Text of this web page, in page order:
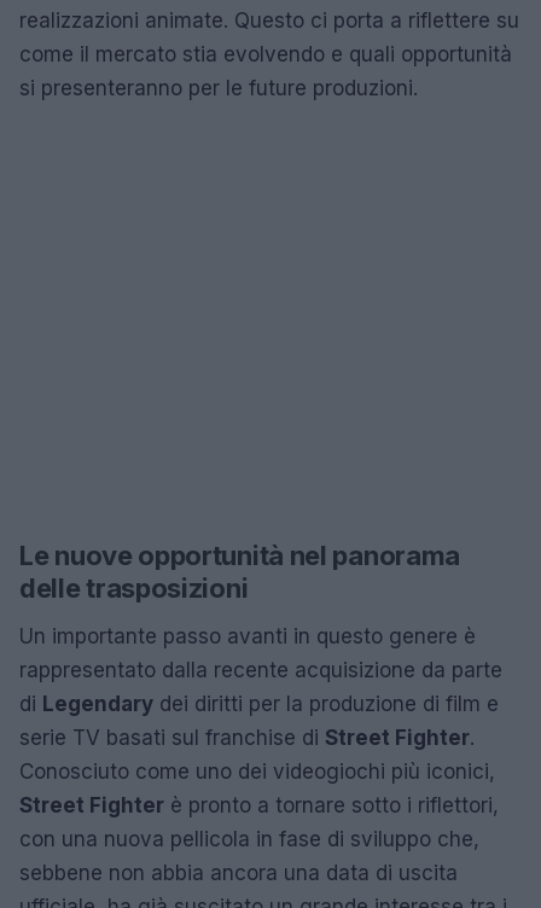
realizzazioni animate. Questo ci porta a riflettere su
come il mercato stia evolvendo e quali opportunità
si presenteranno per le future produzioni.
Le nuove opportunità nel panorama
delle trasposizioni
Un importante passo avanti in questo genere è
rappresentato dalla recente acquisizione da parte
di Legendary dei diritti per la produzione di film e
serie TV basati sul franchise di Street Fighter.
Conosciuto come uno dei videogiochi più iconici,
Street Fighter è pronto a tornare sotto i riflettori,
con una nuova pellicola in fase di sviluppo che,
sebbene non abbia ancora una data di uscita